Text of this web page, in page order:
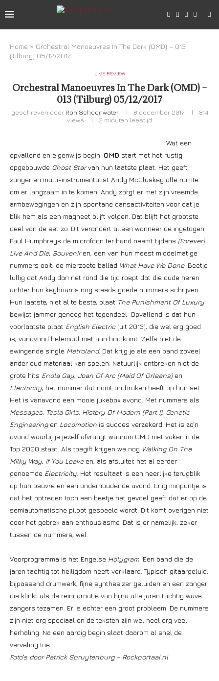
Home » Orchestral Manoeuvres In The Dark (OMD) – 013
(Tilburg) 05/12/2017
LIVE REVIEW
Orchestral Manoeuvres In The Dark (OMD) –
013 (Tilburg) 05/12/2017
geschreven door Ron Schoonwater 8 december 2017
814
views
2 minuten leestijd
Wat een
opvallend en eigenwijs begin. OMD start met het rustig
opgebouwde Ghost Starvan hun laatste plaat. Het geeft
zanger en multi-instrumentalist Andy McCluskey alle ruimte
om er langzaam in te komen. Andy zorgt er met zijn vreemde
armbewegingen en zijn spontane dansactiviteiten voor dat je
blik hem als een magneet blijft volgen. Dat blijft het grootste
deel van de set zo. Dit verandert alleen wanneer de ingetogen
Paul Humphreys de microfoon ter hand neemt tijdens (Forever)
Live And Die, Souveniren, een van hun meest middelmatige
nummers ooit, de mierzoete ballad What Have We Done. Beetje
lullig dat Andy dan net rond die tijd roept dat die oude heren
achter hun keyboards nog steeds goede nummers schrijven.
Hun laatste, niet al te beste, plaat The Punishment Of Luxury
bewijst jammer genoeg het tegendeel. Opvallend is dat hun
voorlaatste plaat English Electric(uit 2013), die wel erg goed
is, vanavond helemaal niet aan bod komt. Zelfs niet de
swingende single Metroland. Dat krijg je als een band zoveel
ander oud materiaal kan spelen. Natuurlijk ontbreken niet de
grote hits Enola Gay, Joan Of Arc (Maid Of Orleans)en
Electricity, het nummer dat nooit ontbroken heeft op hun set.
Het is vanavond een mooie jukebox avond. Met nummers als
Messages, Tesla Girls, History Of Modern (Part I), Genetic
Engineeringen Locomotion is succes verzekerd. Het is zo’n
avond waarbij je jezelf afvraagt waarom OMD niet vaker in de
Top 2000 staat. Als toegift krijgen we nog Walking On The
Milky Way, If You Leaveen, als afsluiter, het al eerder
genoemde Electricity . Het resultaat is een heerlijke terugblik
op hun oeuvre en een onderhoudende avond. Enig minpuntje is
dat het optreden toch een beetje het gevoel geeft dat er op de
semiautomatische piloot gespeeld wordt. Dit komt overigen niet
door het gebrek aan enthousiasme. Dat is er namelijk, zeker
tussen de nummers, wel.
Voorprogramma is het Engelse Holygram . Een band die de
jaren tachtig tot heiligdom heeft verklaard. Typisch gitaargeluid,
bijpassend drumwerk, fijne synthesizer geluiden en een zanger
die klinkt als de reïncarnatie van bijna alle jaren tachtig wave
zangers tezamen. Er is echter een groot probleem. De nummers
zijn niet erg speciaal en de teksten zijn wel heel erg veel
herhaling. Na een aardig begin slaat daarom al snel de
verveling toe.
Foto’s door Patrick Spruytenburg – Rockportaal.nl